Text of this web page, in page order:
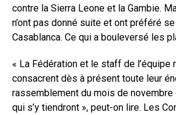
contre la Sierra Leone et la Gambie.
n’ont pas donné suite et ont préféré
Casablanca. Ce qui a bouleversé les
« La Fédération et le staff de l’équipe
consacrent dès à présent toute leur
rassemblement du mois de
qui s’y tiendront », peut-on lire. Les